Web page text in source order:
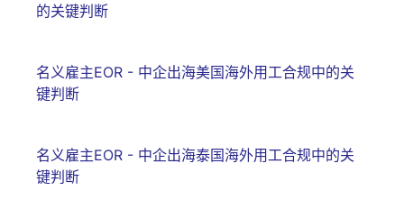
的关键判断
名义雇主EOR - 中企出海美国海外用工合规中的关
键判断
名义雇主EOR - 中企出海泰国海外用工合规中的关
键判断